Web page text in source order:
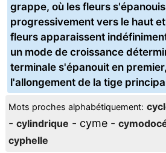
grappe, où les fleurs
progressivement vers le haut
fleurs apparaissent
un mode de croissance
terminale s'épanouit en
l'allongement de la tige
Mots proches alphabétiquement:
- cylindrique - cyme -
cyphelle